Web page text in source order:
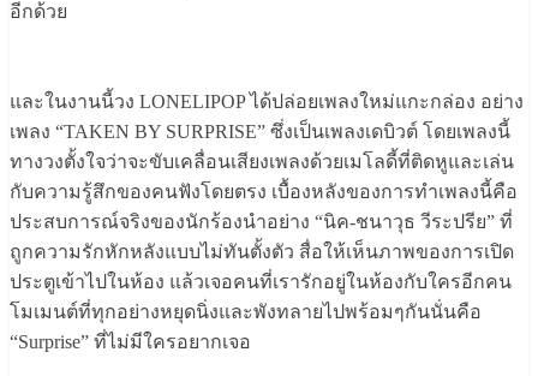
อีกด้วย
และในงานนี้วง LONELIPOP ได้ปล่อยเพลงใหม่แกะกล่อง อย่าง
เพลง “TAKEN BY SURPRISE” ซึ่งเป็นเพลงเดบิวต์ โดยเพลงนี้
ทางวงตั้งใจว่าจะขับเคลื่อนเสียงเพลงด้วยเมโลดี้ที่ติดหูและเล่น
กับความรู้สึกของคนฟังโดยตรง เบื้องหลังของการทำเพลงนี้คือ
ประสบการณ์จริงของนักร้องนำอย่าง “นิค-ชนาวุธ วีระปรีย” ที่
ถูกความรักหักหลังแบบไม่ทันตั้งตัว สื่อให้เห็นภาพของการเปิด
ประตูเข้าไปในห้อง แล้วเจอคนที่เรารักอยู่ในห้องกับใครอีกคน
โมเมนต์ที่ทุกอย่างหยุดนิ่งและพังทลายไปพร้อมๆกันนั่นคือ
“Surprise” ที่ไม่มีใครอยากเจอ